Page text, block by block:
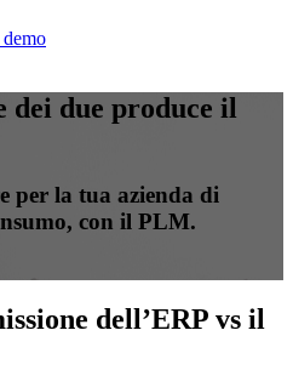
demo
dei due produce il
per la tua azienda di
con il PLM.
dell’ERP vs il